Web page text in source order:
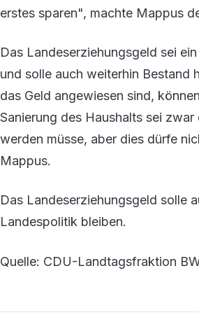
erstes sparen", machte Mappus
Das Landeserziehungsgeld sei
und solle auch weiterhin Bestand
das Geld angewiesen sind,
Sanierung des Haushalts sei
werden müsse, aber dies dürfe
Mappus.
Das Landeserziehungsgeld solle
Landespolitik bleiben.
Quelle: CDU-Landtagsfraktion